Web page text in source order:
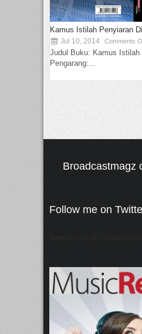
Kamus Istilah Penyiaran
Jul 10, 2014 Comments
Judul Buku: Kamus Istilah
Pengarang:...
Broadcastmagz
Follow me on